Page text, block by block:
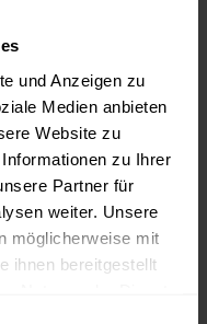
und Anzeigen zu
Medien anbieten
Website zu
zu Ihrer
Partner für
weiter. Unsere
möglicherweise mit
ihnen bereitgestellt
154,92 €
153,04 €
153,04 €
0,00 €
150,96 €
150,96 €
0,00 €
Ö-Norm C 1109 in € / 100
einer Lieferstelle.